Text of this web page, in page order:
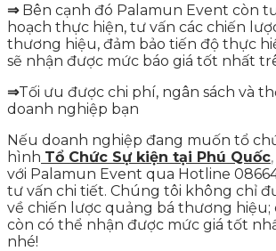
⇒Bên cạnh đó Palamun Event còn
hoạch thực hiện, tư vấn các chiến
thương hiệu, đảm bảo tiến độ thực
sẽ nhận được mức báo giá tốt nhất
⇒Tối ưu được chi phí, ngân sách và
doanh nghiệp bạn
Nếu doanh nghiệp đang muốn tổ
hình Tổ Chức Sự kiện tại Phú Quốc,
với Palamun Event qua Hotline
tư vấn chi tiết. Chúng tôi không chỉ
về chiến lược quảng bá thương hiệu;
còn có thể nhận được mức giá tốt
nhé!